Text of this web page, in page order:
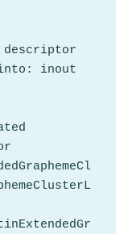
descriptor
inout